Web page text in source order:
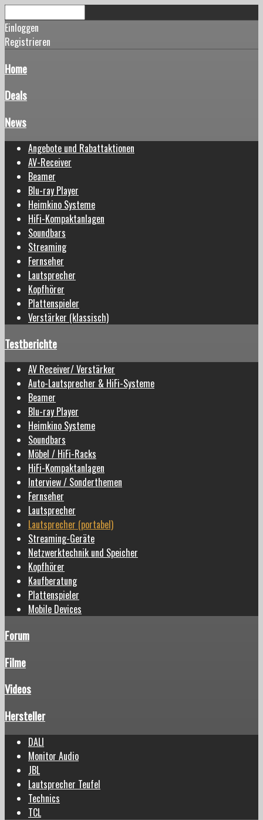
Einloggen
Registrieren
Home
Deals
News
Angebote und Rabattaktionen
AV-Receiver
Beamer
Blu-ray Player
Heimkino Systeme
HiFi-Kompaktanlagen
Soundbars
Streaming
Fernseher
Lautsprecher
Kopfhörer
Plattenspieler
Verstärker (klassisch)
Testberichte
AV Receiver/ Verstärker
Auto-Lautsprecher & HiFi-Systeme
Beamer
Blu-ray Player
Heimkino Systeme
Soundbars
Möbel / HiFi-Racks
HiFi-Kompaktanlagen
Interview / Sonderthemen
Fernseher
Lautsprecher
Lautsprecher (portabel)
Streaming-Geräte
Netzwerktechnik und Speicher
Kopfhörer
Kaufberatung
Plattenspieler
Mobile Devices
Forum
Filme
Videos
Hersteller
DALI
Monitor Audio
JBL
Lautsprecher Teufel
Technics
TCL